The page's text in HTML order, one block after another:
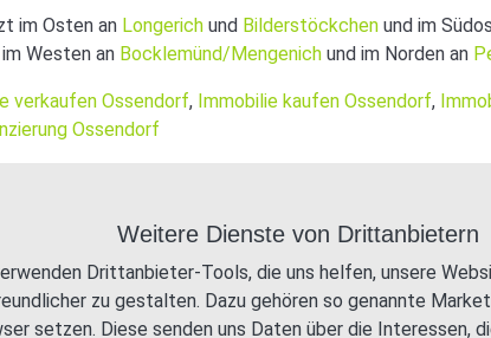
im Osten an Longerich und Bilderstöckchen und im
im Westen an Bocklemünd/Mengenich und im Norden an
verkaufen Ossendorf, Immobilie kaufen Ossendorf,
Ossendorf
Weitere Dienste von Drittanbietern
Drittanbieter-Tools, die uns helfen, unsere
zu gestalten. Dazu gehören so genannte
setzen. Diese senden uns Daten über die Interessen,